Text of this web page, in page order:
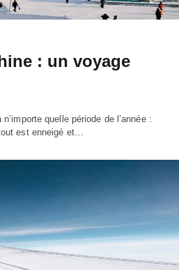
: un voyage
quelle période de l’année :
est enneigé et…